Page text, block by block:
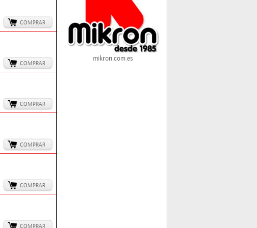
COMPRAR
COMPRAR
COMPRAR
COMPRAR
COMPRAR
COMPRAR
mikron.com.es